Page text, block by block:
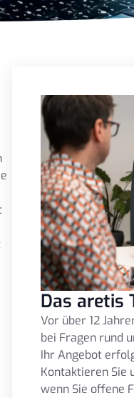
Das aretis
Vor über 12
bei Fragen rund
Ihr Angebot
Kontaktieren Sie
wenn Sie offene